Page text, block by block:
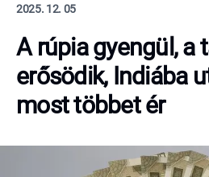
2025. 12. 05
A rúpia gyengül, a
erősödik, Indiába
most többet ér